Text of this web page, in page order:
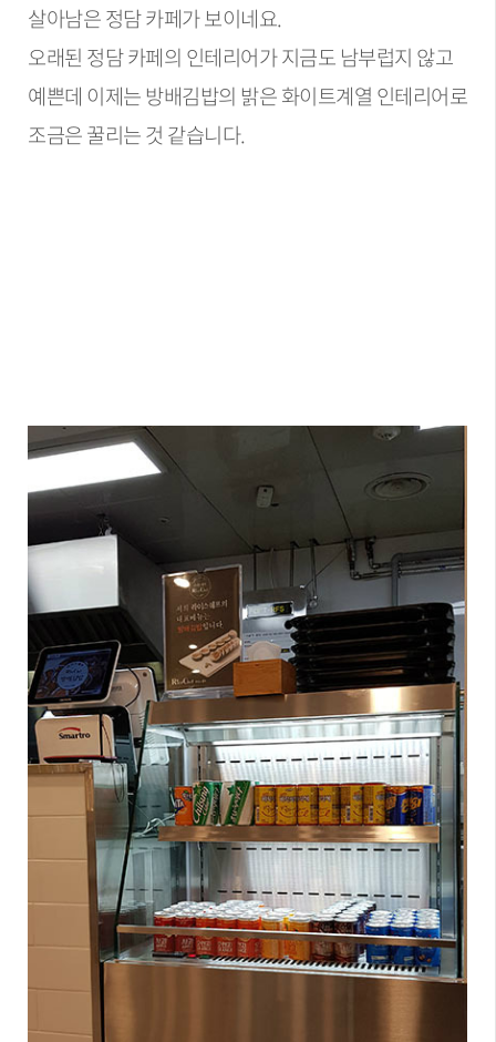
살아남은 정담 카페가 보이네요.
오래된 정담 카페의 인테리어가 지금도 남부럽지 않고
예쁜데 이제는 방배김밥의 밝은 화이트계열 인테리어로
조금은 꿀리는 것 같습니다.